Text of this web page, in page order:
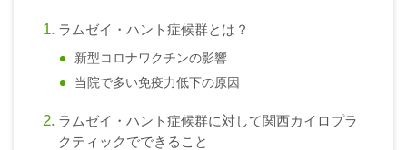
ラムゼイ・ハント症候群とは？
新型コロナワクチンの影響
当院で多い免疫力低下の原因
ラムゼイ・ハント症候群に対して関西カイロプラ
クティックでできること